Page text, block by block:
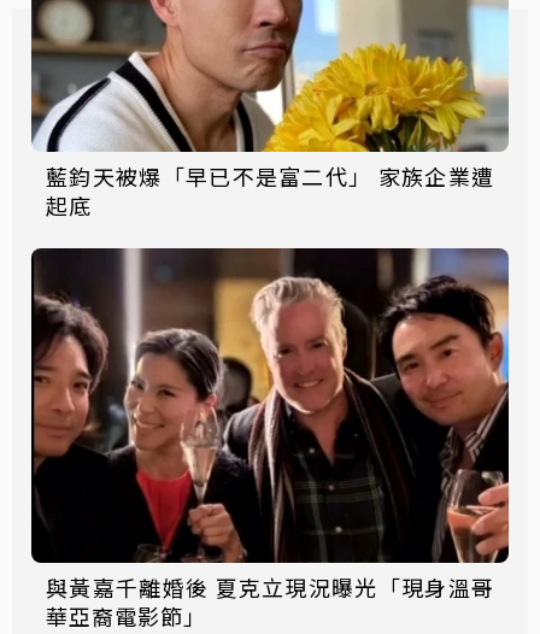
藍鈞天被爆「早已不是富二代」 家族企業遭
起底
與黃嘉千離婚後 夏克立現況曝光「現身溫哥
華亞裔電影節」